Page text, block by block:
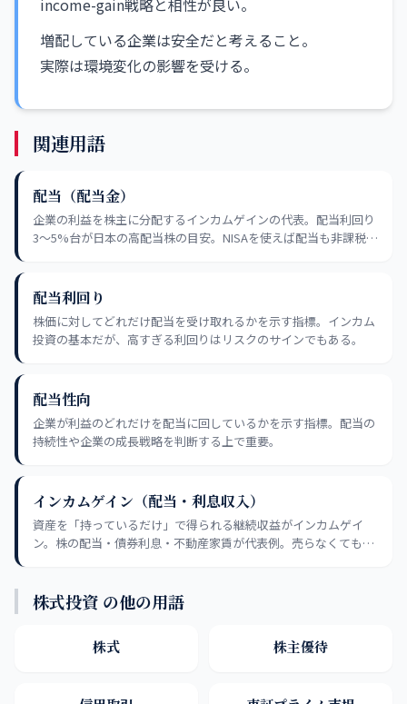
income-gain戦略と相性が良い。
増配している企業は安全だと考えること。
実際は環境変化の影響を受ける。
関連用語
配当（配当金）
企業の利益を株主に分配するインカムゲインの代表。配当利回り
3〜5%台が日本の高配当株の目安。NISAを使えば配当も非課税に
配当利回り
株価に対してどれだけ配当を受け取れるかを示す指標。インカム
投資の基本だが、高すぎる利回りはリスクのサインでもある。
配当性向
企業が利益のどれだけを配当に回しているかを示す指標。配当の
持続性や企業の成長戦略を判断する上で重要。
インカムゲイン（配当・利息収入）
資産を「持っているだけ」で得られる継続収益がインカムゲイ
ン。株の配当・債券利息・不動産家賃が代表例。売らなくても入
株式投資 の他の用語
株式 株主優待